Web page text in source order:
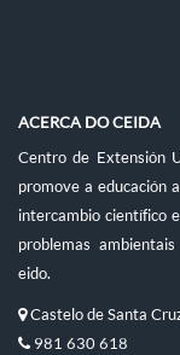
ACERCA DO CEIDA
Centro de Extensión
promove a educación
intercambio científico
problemas
eido.
Castelo de Santa
981 630 618